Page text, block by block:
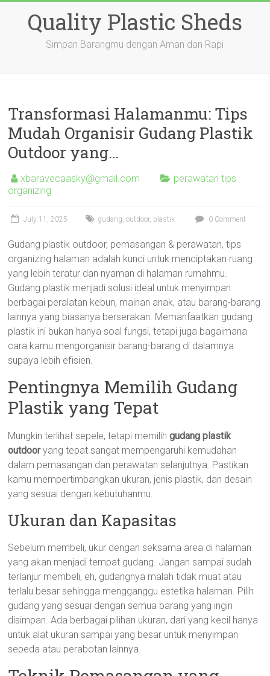
contentQuality Plastic Sheds
Simpan Barangmu dengan Aman dan Rapi
Transformasi Halamanmu: Tips
Mudah Organisir Gudang Plastik
Outdoor yang…
xbaravecaasky@gmail.com
perawatan tips
organizing
July 11, 2025 gudang,outdoor, plastik 0 Comment
Gudang plastik outdoor, pemasangan & perawatan, tips
organizing halaman adalah kunci untuk menciptakan ruang
yang lebih teratur dan nyaman di halaman rumahmu.
Gudang plastik menjadi solusi ideal untuk menyimpan
berbagai peralatan kebun, mainan anak, atau barang-barang
lainnya yang biasanya berserakan. Memanfaatkan gudang
plastik ini bukan hanya soal fungsi, tetapi juga bagaimana
cara kamu mengorganisir barang-barang di dalamnya
supaya lebih efisien.
Pentingnya Memilih Gudang
Plastik yang Tepat
Mungkin terlihat sepele, tetapi memilihgudang plastik
outdooryang tepat sangat mempengaruhi kemudahan
dalam pemasangan dan perawatan selanjutnya. Pastikan
kamu mempertimbangkan ukuran, jenis plastik, dan desain
yang sesuai dengan kebutuhanmu.
Ukuran dan Kapasitas
Sebelum membeli, ukur dengan seksama area di halaman
yang akan menjadi tempat gudang. Jangan sampai sudah
terlanjur membeli, eh, gudangnya malah tidak muat atau
terlalu besar sehingga mengganggu estetika halaman. Pilih
gudang yang sesuai dengan semua barang yang ingin
disimpan. Ada berbagai pilihan ukuran, dari yang kecil hanya
untuk alat ukuran sampai yang besar untuk menyimpan
sepeda atau perabotan lainnya.